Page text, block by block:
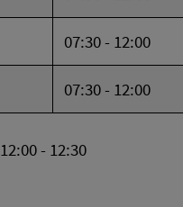
07:30 - 12:00
07:30 - 12:00
12:00 - 12:30